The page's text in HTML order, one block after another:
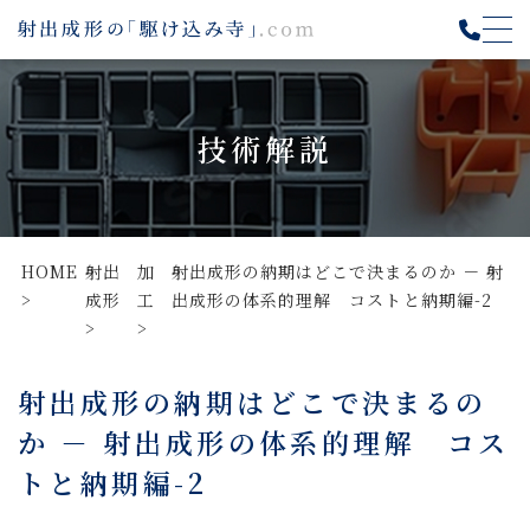
技術解説
HOME 射出
成形
加
工
射出成形の納期はどこで決まるのか － 射
出成形の体系的理解 コストと納期編-2
射出成形の納期はどこで決まるの
か － 射出成形の体系的理解 コス
トと納期編-2